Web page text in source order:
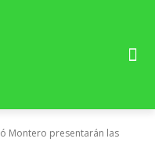
Montero presentarán las